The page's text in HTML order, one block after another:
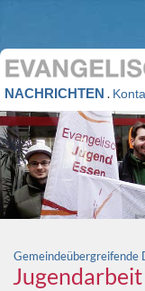
NACHRICHTEN .
Gemeindeübergreifende
Jugendarbeit